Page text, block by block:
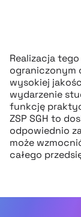
Realizacja
ograniczonym
wysokiej
wydarzenie
funkcję
ZSP SGH to
odpowiednio
może
całego